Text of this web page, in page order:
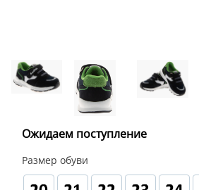
Ожидаем поступление
Размер обуви